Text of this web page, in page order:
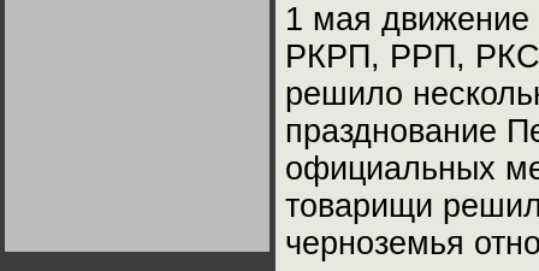
1 мая
РКРП, РРП,
решило
празднование
официальных
товарищи
черноземья